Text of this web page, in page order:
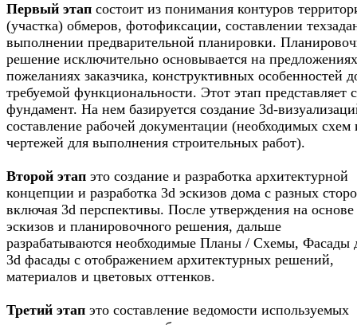
Первый этап состоит из понимания контуров
(участка) обмеров, фотофиксации, составлении
выполнении предварительной планировки.
решение исключительно основывается на
пожеланиях заказчика, конструктивных особенностей
требуемой функциональности. Этот этап представляет
фундамент. На нем базируется создание 3d-
составление рабочей документации (необходимых схем
чертежей для выполнения строительных работ).
Второй этап это создание и разработка архитектурной
концепции и разработка 3d эскизов дома с разных
включая 3d перспективы. После утверждения на основе
эскизов и планировочного решения, дальше
разрабатываются необходимые Планы / Схемы, Фасады
3d фасады с отображением архитектурных решений,
материалов и цветовых оттенков.
Третий этап это составление ведомости используемых